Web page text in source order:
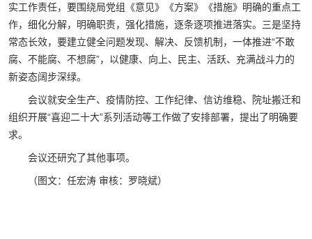
实工作责任，要围绕局党组《意见》《方案》《措施》明确的重点工
作，细化分解，明确职责，强化措施，逐条逐项推进落实。三是坚持
常态长效，要建立健全问题发现、解决、反馈机制，一体推进“不敢
腐、不能腐、不想腐”，以健康、向上、民主、活跃、充满战斗力的
新姿态阔步深绿。
会议就安全生产、疫情防控、工作纪律、信访维稳、院址搬迁和
组织开展“喜迎二十大”系列活动等工作做了安排部署，提出了明确要
求。
会议还研究了其他事项。
（图文：任宏涛 审核：罗晓斌）